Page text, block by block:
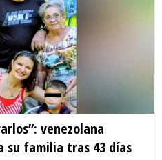
venezolana
su familia tras 43 días